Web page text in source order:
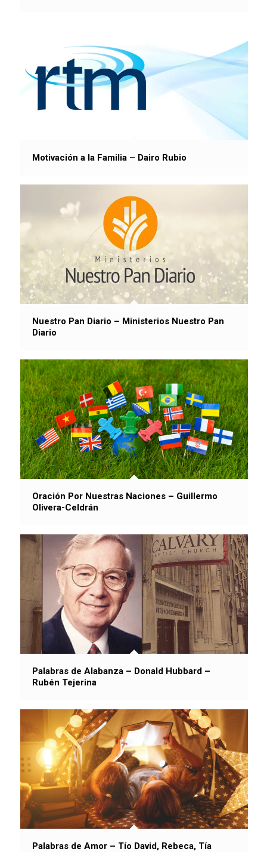
Motivación a la Familia – Dairo Rubio
Nuestro Pan Diario – Ministerios Nuestro Pan
Diario
Oración Por Nuestras Naciones – Guillermo
Olivera-Celdrán
Palabras de Alabanza – Donald Hubbard –
Rubén Tejerina
Palabras de Amor – Tío David, Rebeca, Tía